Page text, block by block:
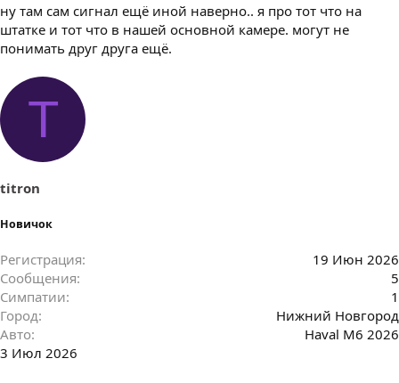
ну там сам сигнал ещё иной наверно.. я про тот что на
штатке и тот что в нашей основной камере. могут не
понимать друг друга ещё.
T
titron
Новичок
Регистрация
19 Июн 2026
Сообщения
5
Симпатии
1
Город
Нижний Новгород
Авто
Haval M6 2026
3 Июл 2026